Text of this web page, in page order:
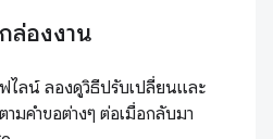
ล่องงาน
ไลน์ ลองดูวิธีปรับเปลี่ยนและ
ามคำขอต่างๆ ต่อเมื่อกลับมา